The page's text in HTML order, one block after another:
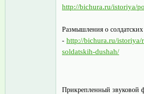
http://bichura.ru/istoriya/
Размышления о
- http://bichura.ru/istoriya/
soldatskih-dushah/
Прикрепленный звуковой